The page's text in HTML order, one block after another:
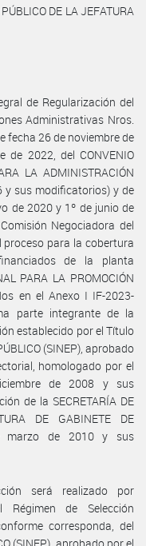
DE LA JEFATURA
de Regularización del
Administrativas Nros.
fecha 26 de noviembre de
2022, del CONVENIO
LA ADMINISTRACIÓN
y sus modificatorios) y de
de 2020 y 1º de junio de
Negociadora del
proceso para la cobertura
de la planta
PARA LA PROMOCIÓN
en el Anexo I IF-2023-
parte integrante de la
establecido por el Título
(SINEP), aprobado
homologado por el
de 2008 y sus
de la SECRETARÍA DE
DE GABINETE DE
marzo de 2010 y sus
será realizado por
de Selección
corresponda, del
(SINEP), aprobado por el